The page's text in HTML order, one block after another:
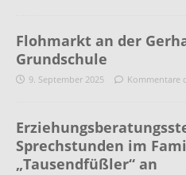
Flohmarkt an der
Grundschule
9. September 2025 Kommentare
Sprechstunden im
„Tausendfüßler“ an